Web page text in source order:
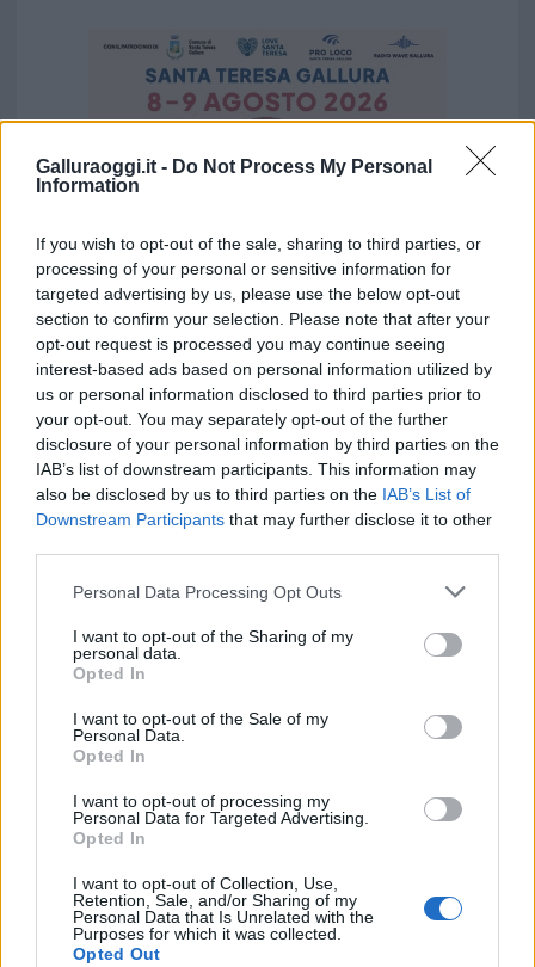
Galluraoggi.it - Do Not Process My Personal
Information
If you wish to opt-out of the sale, sharing to third parties, or
processing of your personal or sensitive information for
targeted advertising by us, please use the below opt-out
section to confirm your selection. Please note that after your
opt-out request is processed you may continue seeing
interest-based ads based on personal information utilized by
us or personal information disclosed to third parties prior to
your opt-out. You may separately opt-out of the further
disclosure of your personal information by third parties on the
IAB’s list of downstream participants. This information may
also be disclosed by us to third parties on the IAB’s List of
Downstream Participants that may further disclose it to other
Please note that this website/app uses one or more Google
not limited to your visit or usage behaviour. You may click to
grant or deny consent to Google and its third-party tags to
use your data for below specified purposes in below Google
consent section.
Personal Data Processing Opt Outs
I want to opt-out of the Sharing of my
personal data.
Opted In
I want to opt-out of the Sale of my
Personal Data.
Opted In
I want to opt-out of processing my
Personal Data for Targeted Advertising.
Opted In
I want to opt-out of Collection, Use,
Retention, Sale, and/or Sharing of my
Personal Data that Is Unrelated with the
Purposes for which it was collected.
Opted Out